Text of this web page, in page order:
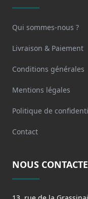
Qui sommes-nous ?
Livraison & Paiement
Conditions générales
Mentions légales
Politique de
Contact
NOUS